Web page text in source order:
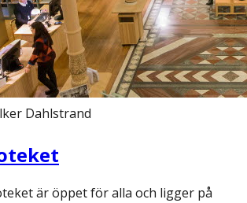
Dahlstrand
är öppet för alla och ligger på